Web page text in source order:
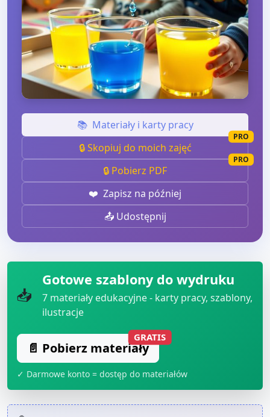
📚 Materiały i karty pracy
🔒 Skopiuj do moich zajęć
PRO
🔒 Pobierz PDF
PRO
❤️ Zapisz na później
📤 Udostępnij
📥
Gotowe szablony do wydruku
7 materiały edukacyjne - karty pracy, szablony,
ilustracje
📄 Pobierz materiały
GRATIS
✓ Darmowe konto = dostęp do materiałów